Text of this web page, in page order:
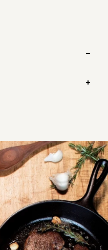
Otvori
Otvori